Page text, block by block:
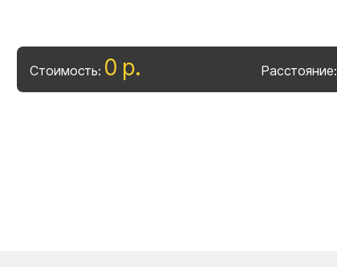
Стоимость: 0 р. Расстояние: